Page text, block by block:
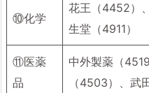
⑩化学
花王（4452）
生堂（4911）
⑪医薬
品
中外製薬（
（4503）、武